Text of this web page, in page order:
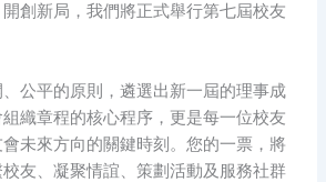
創新局，我們將正式舉行第七屆校友
公平的原則，遴選出新一屆的理事成
織章程的核心程序，更是每一位校友
未來方向的關鍵時刻。您的一票，將
友、凝聚情誼、策劃活動及服務社群